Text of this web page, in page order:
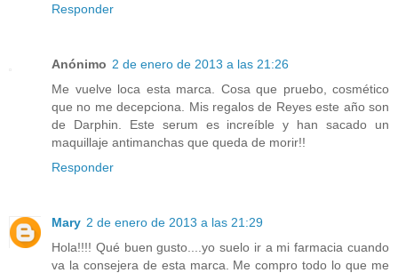
Responder
Anónimo 2 de enero de 2013 a las 21:26
Me vuelve loca esta marca. Cosa que pruebo, cosmético
que no me decepciona. Mis regalos de Reyes este año son
de Darphin. Este serum es increíble y han sacado un
maquillaje antimanchas que queda de morir!!
Responder
Mary 2 de enero de 2013 a las 21:29
Hola!!!! Qué buen gusto....yo suelo ir a mi farmacia cuando
va la consejera de esta marca. Me compro todo lo que me